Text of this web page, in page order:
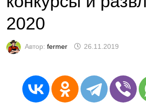
2020
Автор: fermer 26.11.2019